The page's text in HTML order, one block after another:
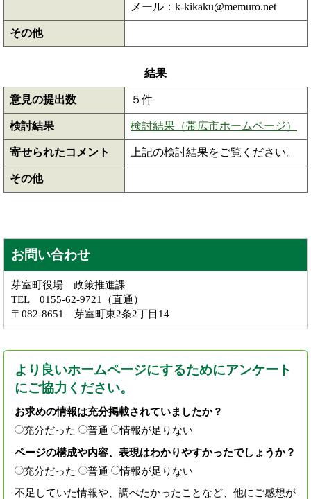
メール：k-kikaku@memuro.net
その他
結果
意見の提出数 ５件
検討結果 検討結果（帯広市ホームページ）
寄せられたコメント 上記の検討結果をご覧ください。
その他
お問い合わせ
芽室町役場 政策推進課
TEL 0155-62-9721（直通）
〒082-8651 芽室町東2条2丁目14
より良いホームページにするためにアンケート
にご協力ください。
お求めの情報は充分掲載されていましたか？
充分だった
普通
情報が足りない
ページの構成や内容、表現はわかりやすかったでしょうか？
充分だった
普通
情報が足りない
不足していた情報や、調べたかったことなど、他にご感想が